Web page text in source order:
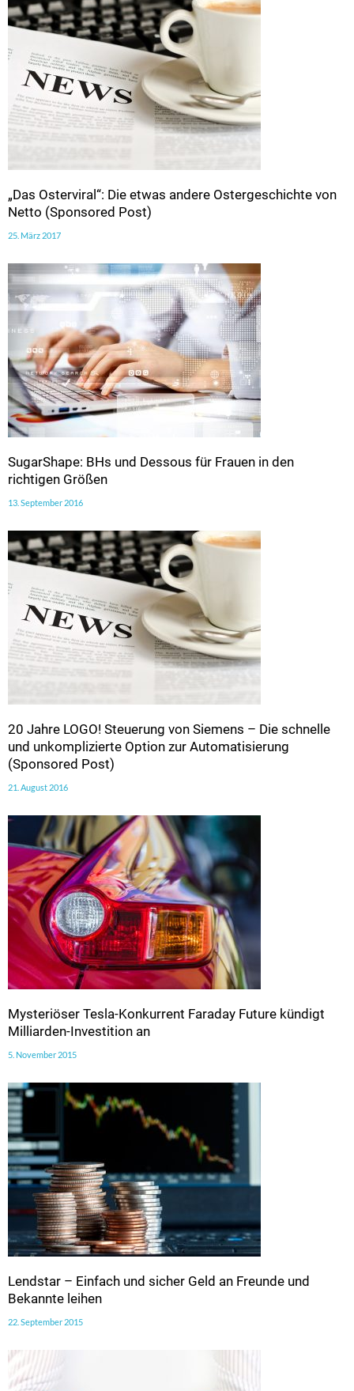
„Das Osterviral“: Die etwas andere Ostergeschichte von
Netto (Sponsored Post)
25. März 2017
SugarShape: BHs und Dessous für Frauen in den
richtigen Größen
13. September 2016
20 Jahre LOGO! Steuerung von Siemens – Die schnelle
und unkomplizierte Option zur Automatisierung
(Sponsored Post)
21. August 2016
Mysteriöser Tesla-Konkurrent Faraday Future kündigt
Milliarden-Investition an
5. November 2015
Lendstar – Einfach und sicher Geld an Freunde und
Bekannte leihen
22. September 2015